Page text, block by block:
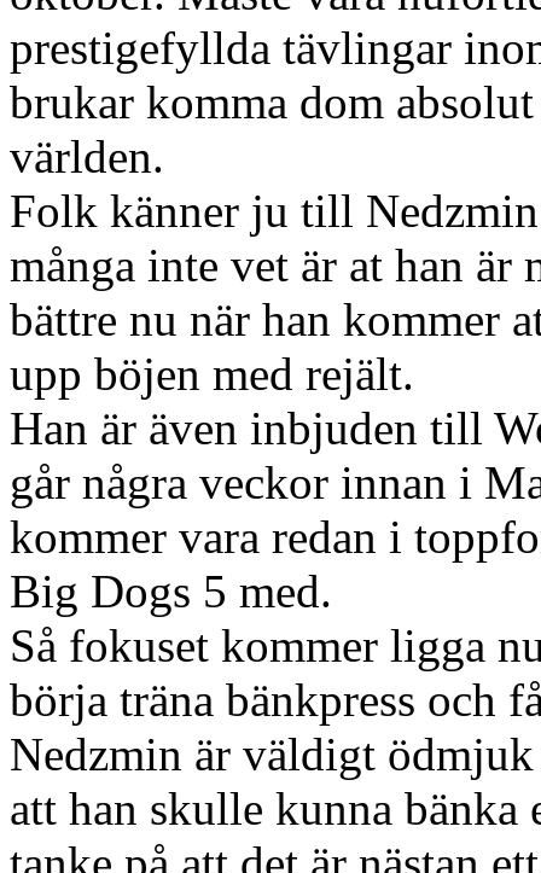
prestigefyllda tävlingar
brukar komma dom
världen.
Folk känner ju till
många inte vet är at han
bättre nu när han kommer
upp böjen med rejält.
Han är även inbjuden till
går några veckor innan i
kommer vara redan i
Big Dogs 5 med.
Så fokuset kommer ligga
börja träna bänkpress och
Nedzmin är väldigt
att han skulle kunna
tanke på att det är nästan